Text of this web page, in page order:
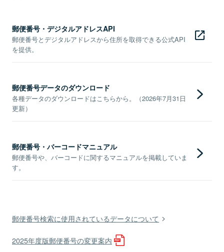
郵便番号・デジタルアドレスAPI
郵便番号とデジタルアドレスから住所を取得できる公式API
を提供。
郵便番号データのダウンロード
各種データのダウンロードはこちらから。（2026年7月31日
更新）
郵便番号・バーコードマニュアル
郵便番号や、バーコードに関するマニュアルを掲載していま
す。
郵便番号検索に使用されているデータについて
2025年度版郵便番号の変更案内